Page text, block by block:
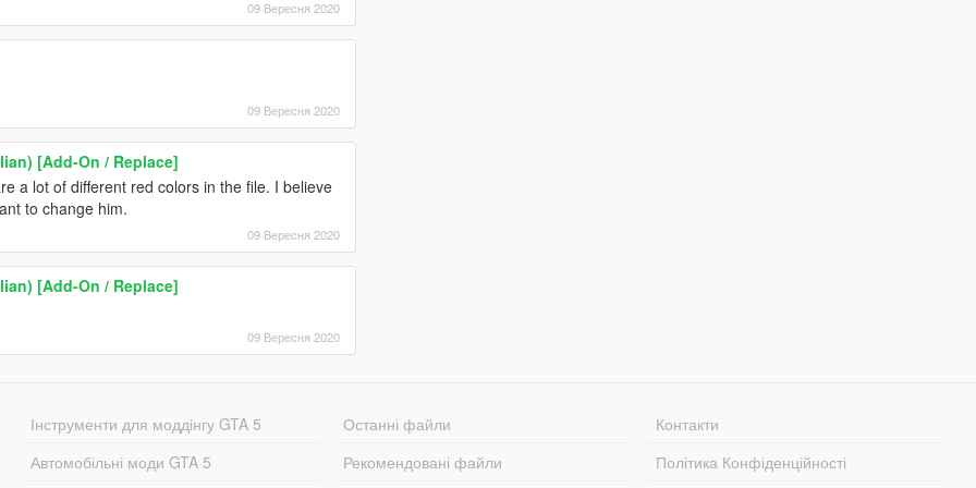
09 Вересня 2020
09 Вересня 2020
[Add-On / Replace]
a lot of different red colors in the file. I believe
to change him.
09 Вересня 2020
[Add-On / Replace]
09 Вересня 2020
Інструменти для моддінгу GTA 5
Автомобільні моди GTA 5
Останні файли
Рекомендовані файли
Контакти
Політика Конфіденційності